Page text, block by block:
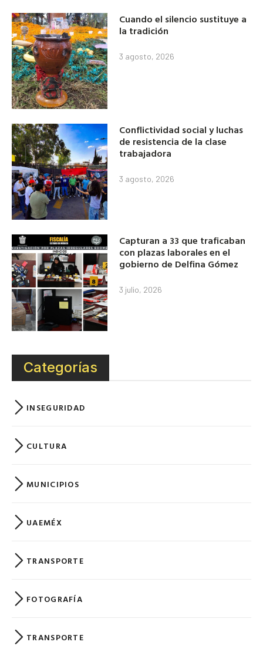
Cuando el silencio sustituye a
la tradición
3 agosto, 2026
Conflictividad social y luchas
de resistencia de la clase
trabajadora
3 agosto, 2026
Capturan a 33 que traficaban
con plazas laborales en el
gobierno de Delfina Gómez
3 julio, 2026
Categorías
INSEGURIDAD
CULTURA
MUNICIPIOS
UAEMÉX
TRANSPORTE
FOTOGRAFÍA
TRANSPORTE